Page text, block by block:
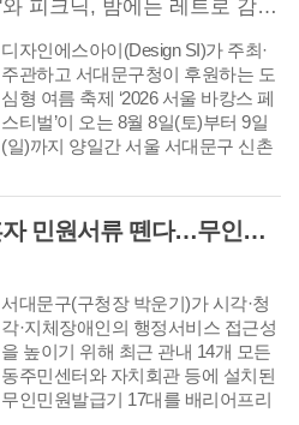
낮에는 신나는 '물총놀이'와 피크닉, 밤에는 레트로 감성 '신촌나이트' 피크닉
디자인에스아이(Design SI)가 주최·
주관하고 서대문구청이 후원하는 도
심형 여름 축제 ‘2026 서울 바캉스 페
스티벌’이 오는 8월 8일(토)부터 9일
(일)까지 양일간 서울 서대문구 신촌
서대문구, 장애인도 혼자 민원서류 뗀다…무인민원발급기 전면 개선
서대문구(구청장 박운기)가 시각·청
각·지체장애인의 행정서비스 접근성
을 높이기 위해 최근 관내 14개 모든
동주민센터와 자치회관 등에 설치된
무인민원발급기 17대를 배리어프리